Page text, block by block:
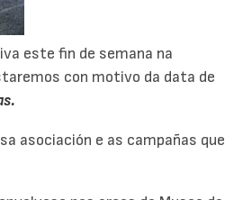
este fin de semana na
con motivo da data de
asociación e as campañas que